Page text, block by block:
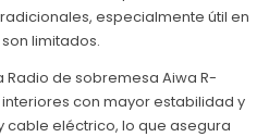
especialmente útil en
limitados.
de sobremesa Aiwa R-
con mayor estabilidad y
cable eléctrico, lo que asegura